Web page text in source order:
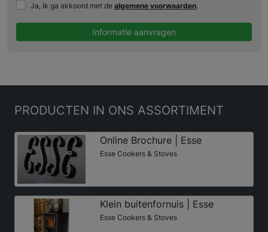
Ja, Ik ga akkoord met de algemene voorwaarden.
Informatie aanvragen
PRODUCTEN IN ONS ASSORTIMENT
Online Brochure | Esse
Esse Cookers & Stoves
Klein buitenfornuis | Esse
Esse Cookers & Stoves